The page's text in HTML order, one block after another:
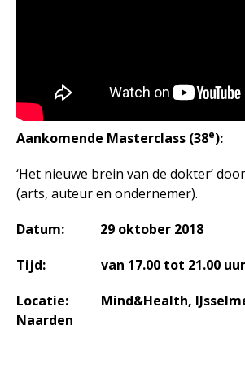
Slapen
Bewegen
Humor
Passie
Sociale
Thuis
Aankomende Masterclass (38e):
‘Het nieuwe brein van de dokter’
(arts, auteur en ondernemer).
Datum: 29 oktober 2018
Tijd: van 17.00 tot 21.00 uur
Locatie: Mind&Health,
Naarden